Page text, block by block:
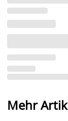
Mehr